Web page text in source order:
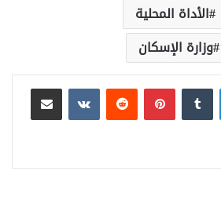
الأداة المحلية
وزارة الإسكان
لينكدإن بينتيريست
مشاركة عبر البريد